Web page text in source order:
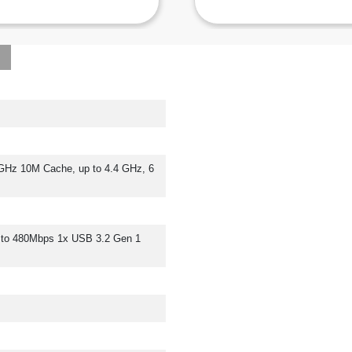
10M Cache, up to 4.4 GHz, 6
480Mbps 1x USB 3.2 Gen 1